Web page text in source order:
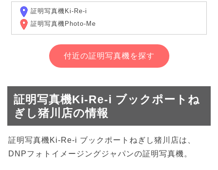
証明写真機Ki-Re-i
証明写真機Photo-Me
付近の証明写真機を探す
証明写真機Ki-Re-i ブックポートね
ぎし猪川店の情報
証明写真機Ki-Re-i ブックポートねぎし猪川店は、
DNPフォトイメージングジャパンの証明写真機。